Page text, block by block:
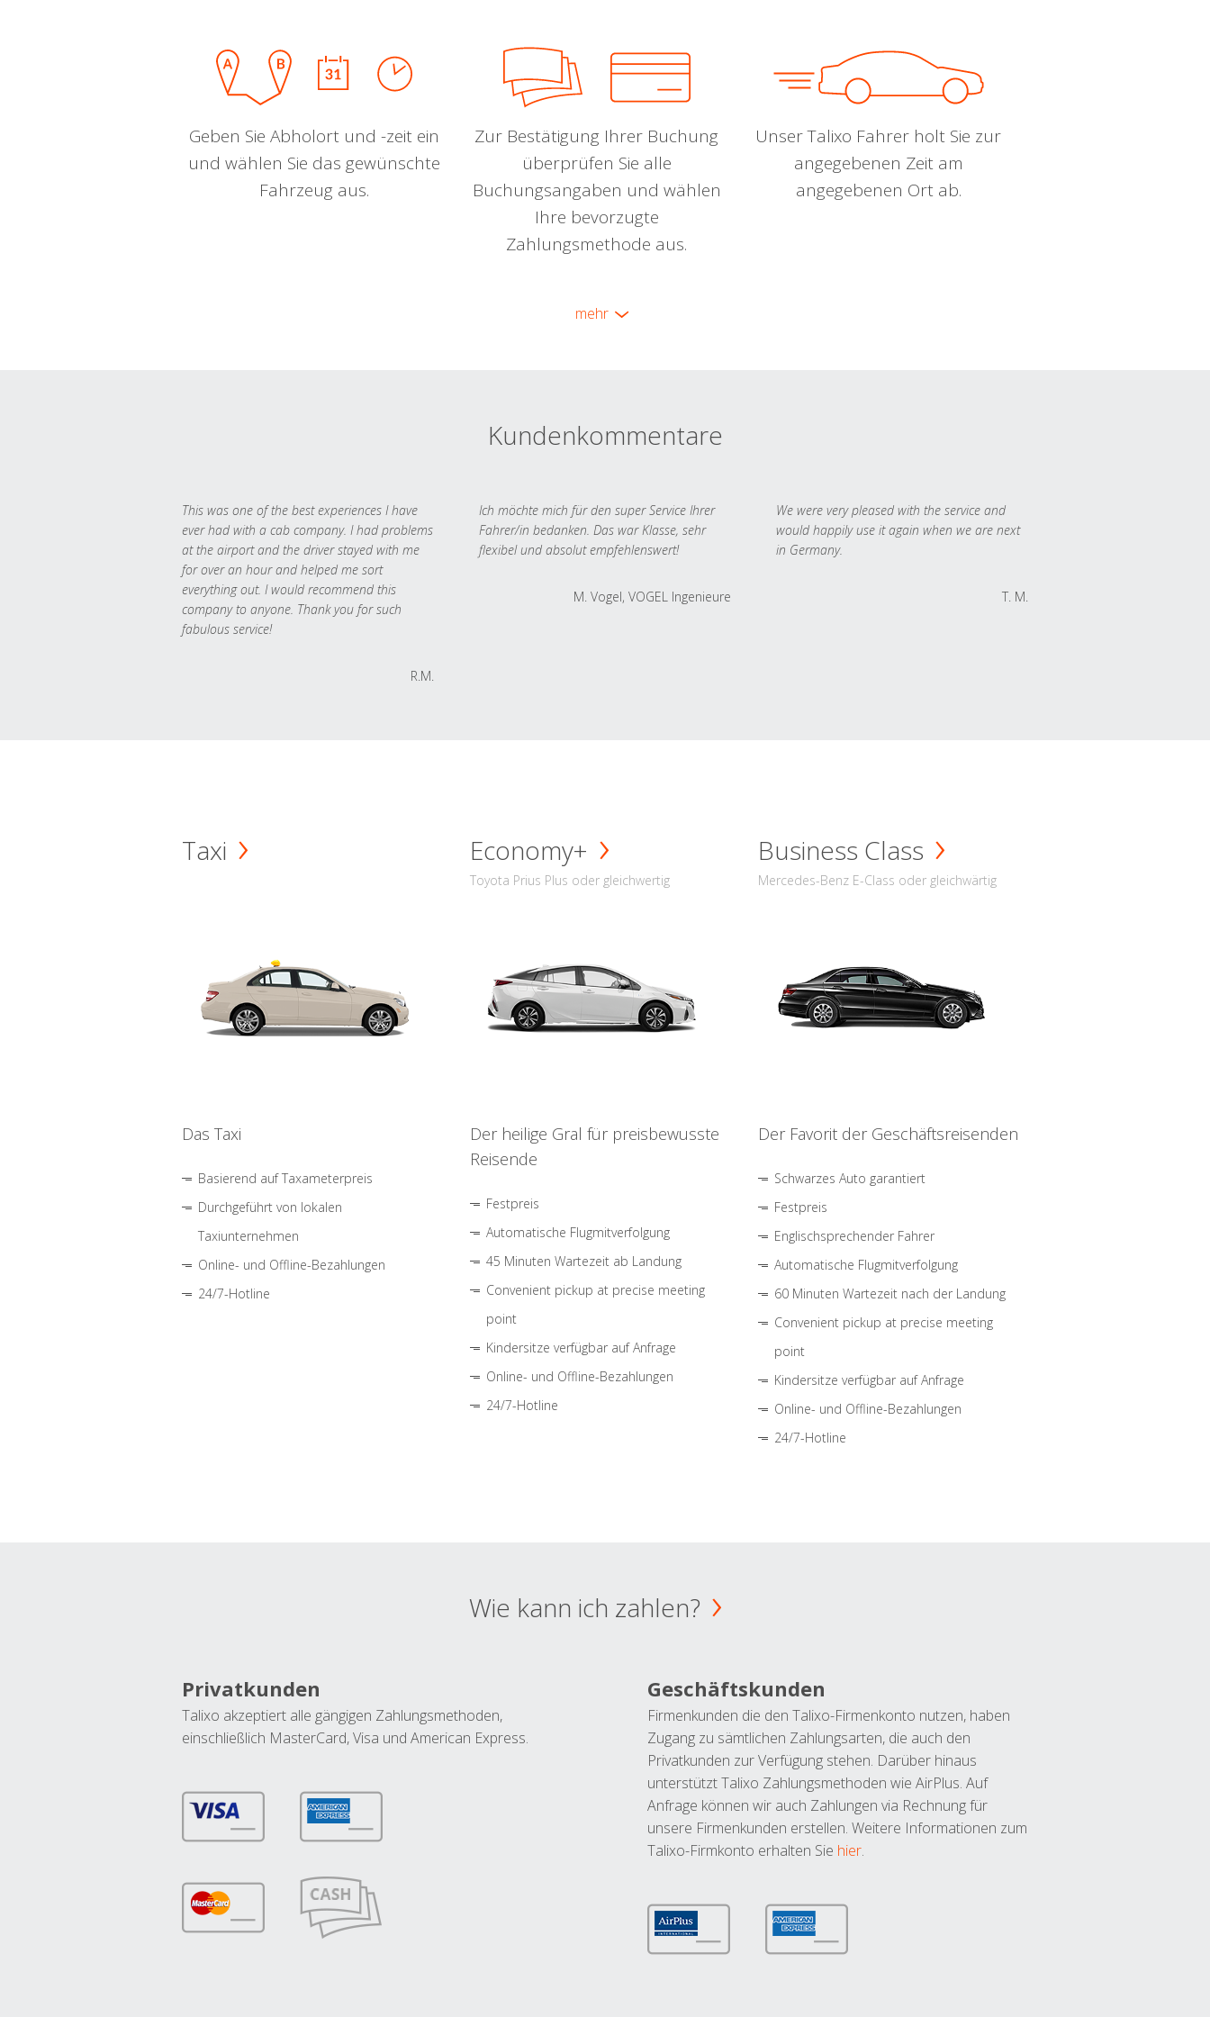
Geben Sie Abholort und -zeit ein
und wählen Sie das gewünschte
Fahrzeug aus.
Zur Bestätigung Ihrer Buchung
überprüfen Sie alle
Buchungsangaben und wählen
Ihre bevorzugte
Zahlungsmethode aus.
Unser Talixo Fahrer holt Sie zur
angegebenen Zeit am
angegebenen Ort ab.
mehr
Kundenkommentare
This was one of the best experiences I have
ever had with a cab company. I had problems
at the airport and the driver stayed with me
for over an hour and helped me sort
everything out. I would recommend this
company to anyone. Thank you for such
fabulous service!
R.M.
Ich möchte mich für den super Service Ihrer
Fahrer/in bedanken. Das war Klasse, sehr
flexibel und absolut empfehlenswert!
M. Vogel, VOGEL Ingenieure
We were very pleased with the service and
would happily use it again when we are next
in Germany.
T. M.
Taxi
Das Taxi
Basierend auf Taxameterpreis
Durchgeführt von lokalen
Taxiunternehmen
Online- und Offline-Bezahlungen
24/7-Hotline
Economy+
Toyota Prius Plus oder gleichwertig
Der heilige Gral für preisbewusste
Reisende
Festpreis
Automatische Flugmitverfolgung
45 Minuten Wartezeit ab Landung
Convenient pickup at precise meeting
point
Kindersitze verfügbar auf Anfrage
Online- und Offline-Bezahlungen
24/7-Hotline
Business Class
Mercedes-Benz E-Class oder gleichwärtig
Der Favorit der Geschäftsreisenden
Schwarzes Auto garantiert
Festpreis
Englischsprechender Fahrer
Automatische Flugmitverfolgung
60 Minuten Wartezeit nach der Landung
Convenient pickup at precise meeting
point
Kindersitze verfügbar auf Anfrage
Online- und Offline-Bezahlungen
24/7-Hotline
Wie kann ich zahlen?
Privatkunden
Talixo akzeptiert alle gängigen Zahlungsmethoden,
einschließlich MasterCard, Visa und American Express.
Geschäftskunden
Firmenkunden die den Talixo-Firmenkonto nutzen, haben
Zugang zu sämtlichen Zahlungsarten, die auch den
Privatkunden zur Verfügung stehen. Darüber hinaus
unterstützt Talixo Zahlungsmethoden wie AirPlus. Auf
Anfrage können wir auch Zahlungen via Rechnung für
unsere Firmenkunden erstellen. Weitere Informationen zum
Talixo-Firmkonto erhalten Sie hier.